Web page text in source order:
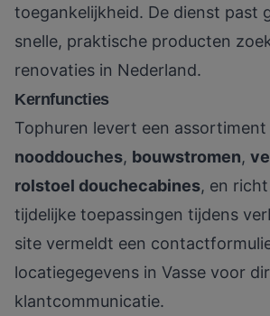
toegankelijkheid. De dienst past
snelle, praktische producten
renovaties in Nederland.
Kernfuncties
Tophuren levert een assortiment
nooddouches, bouwstromen,
rolstoel douchecabines, en
tijdelijke toepassingen tijdens
site vermeldt een
locatiegegevens in Vasse voor
klantcommunicatie.